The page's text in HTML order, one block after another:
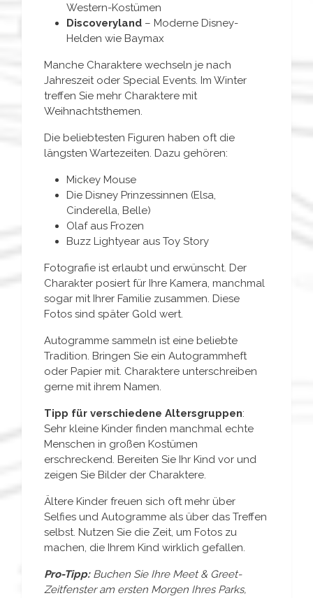
Western-Kostümen
Discoveryland – Moderne Disney-
Helden wie Baymax
Manche Charaktere wechseln je nach
Jahreszeit oder Special Events. Im Winter
treffen Sie mehr Charaktere mit
Weihnachtsthemen.
Die beliebtesten Figuren haben oft die
längsten Wartezeiten. Dazu gehören:
Mickey Mouse
Die Disney Prinzessinnen (Elsa,
Cinderella, Belle)
Olaf aus Frozen
Buzz Lightyear aus Toy Story
Fotografie ist erlaubt und erwünscht. Der
Charakter posiert für Ihre Kamera, manchmal
sogar mit Ihrer Familie zusammen. Diese
Fotos sind später Gold wert.
Autogramme sammeln ist eine beliebte
Tradition. Bringen Sie ein Autogrammheft
oder Papier mit. Charaktere unterschreiben
gerne mit ihrem Namen.
Tipp für verschiedene Altersgruppen:
Sehr kleine Kinder finden manchmal echte
Menschen in großen Kostümen
erschreckend. Bereiten Sie Ihr Kind vor und
zeigen Sie Bilder der Charaktere.
Ältere Kinder freuen sich oft mehr über
Selfies und Autogramme als über das Treffen
selbst. Nutzen Sie die Zeit, um Fotos zu
machen, die Ihrem Kind wirklich gefallen.
Pro-Tipp: Buchen Sie Ihre Meet & Greet-
Zeitfenster am ersten Morgen Ihres Parks,